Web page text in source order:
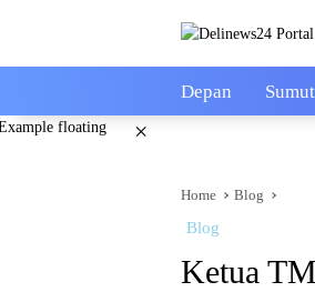
Depan Sumut
×
Home Blog
Blog
Ketua